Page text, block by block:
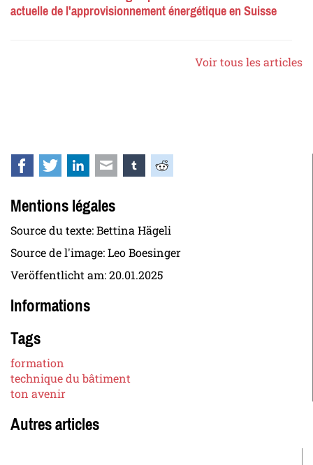
actuelle de l'approvisionnement énergétique en Suisse
Voir tous les articles
Facebook
TwitterLinkedInE-mail tumblrReddit
Mentions légales
Source du texte: Bettina Hägeli
Source de l'image: Leo Boesinger
Veröffentlicht am:20.01.2025
Informations
Tags
formation
technique du bâtiment
ton avenir
Autres articles